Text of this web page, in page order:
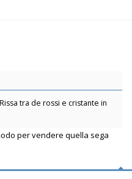
tra de rossi e cristante in
per vendere quella sega